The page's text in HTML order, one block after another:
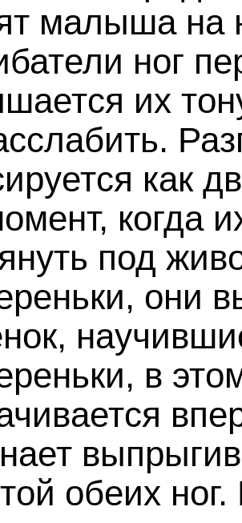
малыша на
ног
их
как
когда
под
они
в
обеих